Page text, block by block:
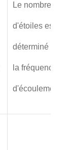
Le nombre
d'étoiles est
déterminé par
la fréquence
d'écoulement.